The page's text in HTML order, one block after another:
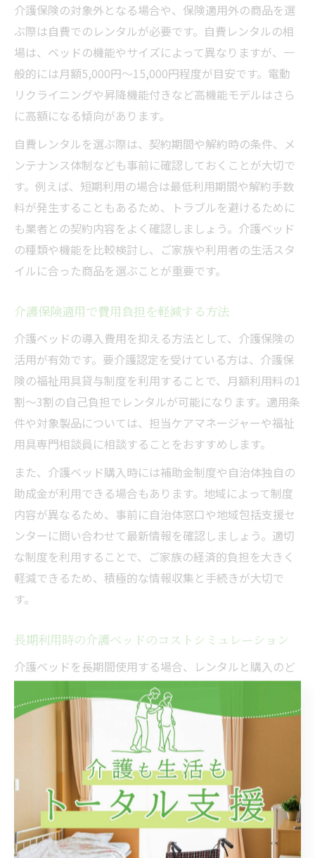
介護保険の対象外となる場合や、保険適用外の商品を選
ぶ際は自費でのレンタルが必要です。自費レンタルの相
場は、ベッドの機能やサイズによって異なりますが、一
般的には月額5,000円～15,000円程度が目安です。電動
リクライニングや昇降機能付きなど高機能モデルはさら
に高額になる傾向があります。
自費レンタルを選ぶ際は、契約期間や解約時の条件、メ
ンテナンス体制なども事前に確認しておくことが大切で
す。例えば、短期利用の場合は最低利用期間や解約手数
料が発生することもあるため、トラブルを避けるために
も業者との契約内容をよく確認しましょう。介護ベッド
の種類や機能を比較検討し、ご家族や利用者の生活スタ
イルに合った商品を選ぶことが重要です。
介護保険適用で費用負担を軽減する方法
介護ベッドの導入費用を抑える方法として、介護保険の
活用が有効です。要介護認定を受けている方は、介護保
険の福祉用具貸与制度を利用することで、月額利用料の1
割～3割の自己負担でレンタルが可能になります。適用条
件や対象製品については、担当ケアマネージャーや福祉
用具専門相談員に相談することをおすすめします。
また、介護ベッド購入時には補助金制度や自治体独自の
助成金が利用できる場合もあります。地域によって制度
内容が異なるため、事前に自治体窓口や地域包括支援セ
ンターに問い合わせて最新情報を確認しましょう。適切
な制度を利用することで、ご家族の経済的負担を大きく
軽減できるため、積極的な情報収集と手続きが大切で
す。
長期利用時の介護ベッドのコストシミュレーション
介護ベッドを長期間使用する場合、レンタルと購入のど
ちらが経済的かシミュレーションすることが重要です。
例えば、月額レンタル料金が保険適用で3,000円の場
合、3年間で約10万円の支出となります。一方、同等の
機能を持つベッドを新品で購入した場合、初期費用は10
万円～20万円程度かかることが多いです。
このように、利用期間が2～3年以内ならレンタル、3年
以上の長期利用なら購入がコスト面で有利になるケース
が多いといえます。ただし、介護度の変化や生活環境の